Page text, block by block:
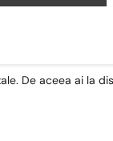
De aceea ai la